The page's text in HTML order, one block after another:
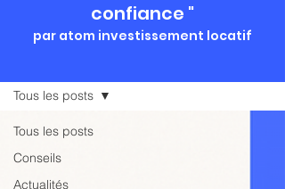
Tous les posts
Conseils
Actualités
Tous les posts
confiance "
par atom investissement locatif